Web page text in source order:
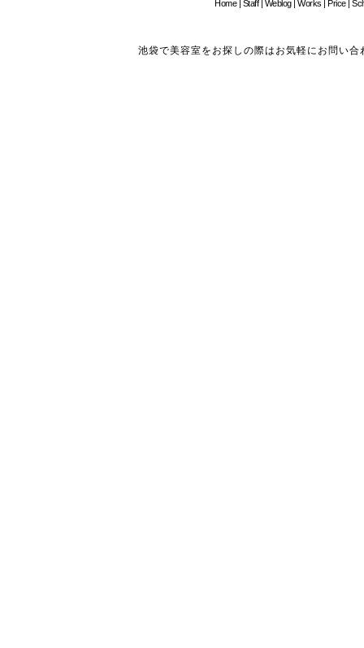
Home| Staff| Weblog| Works Price|
池袋で美容室をお探しの際はお気軽にお問